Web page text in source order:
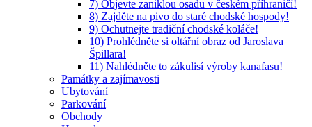
7) Objevte zaniklou osadu v českém příhraničí!
8) Zajděte na pivo do staré chodské hospody!
9) Ochutnejte tradiční chodské koláče!
10) Prohlédněte si oltářní obraz od Jaroslava
Špillara!
11) Nahlédněte to zákulisí výroby kanafasu!
Památky a zajímavosti
Ubytování
Parkování
Obchody